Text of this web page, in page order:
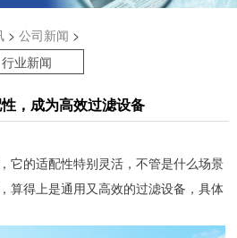
> 公司新闻 >
行业新闻
，成为高效过滤设备
它的适配性特别灵活，不管是什么场景
算得上是通用又高效的过滤设备，具体